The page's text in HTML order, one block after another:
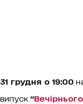
31 грудня о 19:00
випуск “